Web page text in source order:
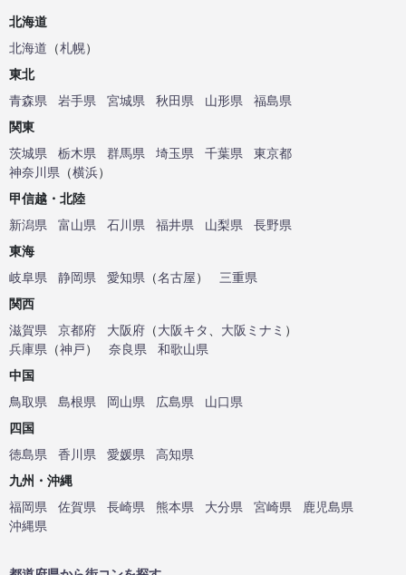
北海道
北海道 （札幌）
東北
青森県
岩手県 宮城県 秋田県 山形県
福島県
関東
茨城県
栃木県 群馬県 埼玉県 千葉県
東京都
神奈川県 （横浜）
甲信越・北陸
新潟県
富山県 石川県 福井県 山梨県
長野県
東海
岐阜県
静岡県 愛知県 （名古屋）
三重県
関西
滋賀県
京都府 大阪府 （大阪キタ 大阪ミナミ ）
兵庫県 （神戸） 奈良県
和歌山県
中国
鳥取県
島根県 岡山県 広島県
山口県
四国
徳島県
香川県 愛媛県
高知県
九州・沖縄
福岡県
佐賀県 長崎県 熊本県 大分県 宮崎県
鹿児島県
沖縄県